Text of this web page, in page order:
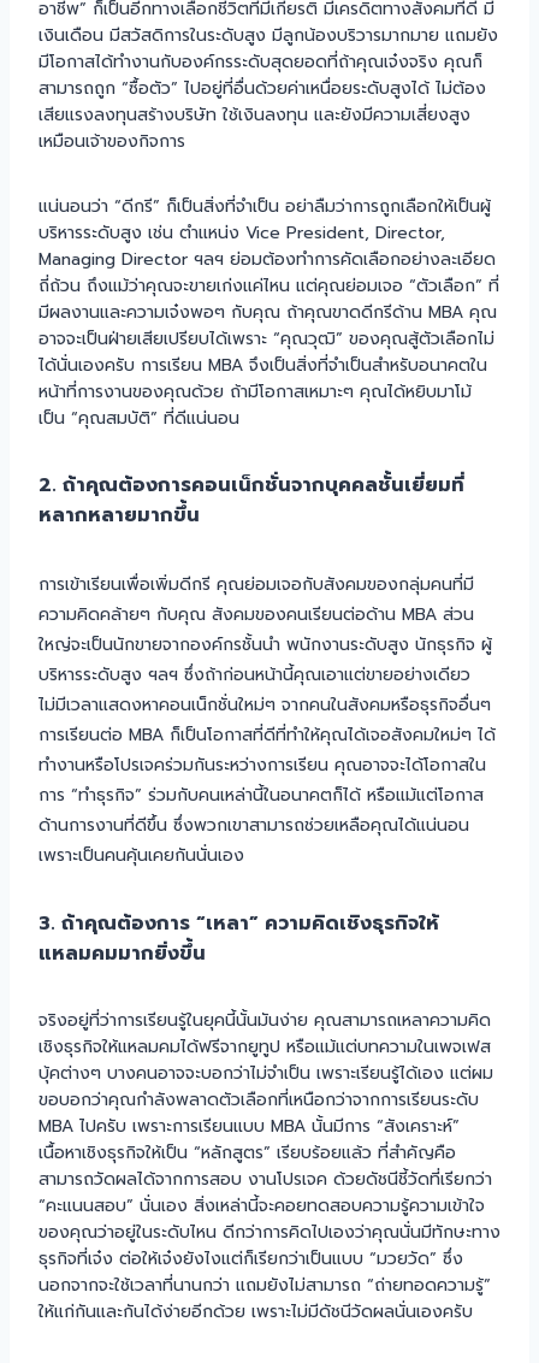
อาชีพ” ก็เป็นอีกทางเลือกชีวิตที่มีเกียรติ มีเครดิตทางสังคมที่ดี มี
เงินเดือน มีสวัสดิการในระดับสูง มีลูกน้องบริวารมากมาย แถมยัง
มีโอกาสได้ทำงานกับองค์กรระดับสุดยอดที่ถ้าคุณเจ๋งจริง คุณก็
สามารถถูก “ซื้อตัว” ไปอยู่ที่อื่นด้วยค่าเหนื่อยระดับสูงได้ ไม่ต้อง
เสียแรงลงทุนสร้างบริษัท ใช้เงินลงทุน และยังมีความเสี่ยงสูง
เหมือนเจ้าของกิจการ
แน่นอนว่า “ดีกรี” ก็เป็นสิ่งที่จำเป็น อย่าลืมว่าการถูกเลือกให้เป็นผู้
บริหารระดับสูง เช่น ตำแหน่ง Vice President, Director,
Managing Director ฯลฯ ย่อมต้องทำการคัดเลือกอย่างละเอียด
ถี่ถ้วน ถึงแม้ว่าคุณจะขายเก่งแค่ไหน แต่คุณย่อมเจอ “ตัวเลือก” ที่
มีผลงานและความเจ๋งพอๆ กับคุณ ถ้าคุณขาดดีกรีด้าน MBA คุณ
อาจจะเป็นฝ่ายเสียเปรียบได้เพราะ “คุณวุฒิ” ของคุณสู้ตัวเลือกไม่
ได้นั่นเองครับ การเรียน MBA จึงเป็นสิ่งที่จำเป็นสำหรับอนาคตใน
หน้าที่การงานของคุณด้วย ถ้ามีโอกาสเหมาะๆ คุณได้หยิบมาโม้
เป็น “คุณสมบัติ” ที่ดีแน่นอน
2. ถ้าคุณต้องการคอนเน็กชั่นจากบุคคลชั้นเยี่ยมที่
หลากหลายมากขึ้น
การเข้าเรียนเพื่อเพิ่มดีกรี คุณย่อมเจอกับสังคมของกลุ่มคนที่มี
ความคิดคล้ายๆ กับคุณ สังคมของคนเรียนต่อด้าน MBA ส่วน
ใหญ่จะเป็นนักขายจากองค์กรชั้นนำ พนักงานระดับสูง นักธุรกิจ ผู้
บริหารระดับสูง ฯลฯ ซึ่งถ้าก่อนหน้านี้คุณเอาแต่ขายอย่างเดียว
ไม่มีเวลาแสดงหาคอนเน็กชั่นใหม่ๆ จากคนในสังคมหรือธุรกิจอื่นๆ
การเรียนต่อ MBA ก็เป็นโอกาสที่ดีที่ทำให้คุณได้เจอสังคมใหม่ๆ ได้
ทำงานหรือโปรเจคร่วมกันระหว่างการเรียน คุณอาจจะได้โอกาสใน
การ “ทำธุรกิจ” ร่วมกับคนเหล่านี้ในอนาคตก็ได้ หรือแม้แต่โอกาส
ด้านการงานที่ดีขึ้น ซึ่งพวกเขาสามารถช่วยเหลือคุณได้แน่นอน
เพราะเป็นคนคุ้นเคยกันนั่นเอง
3. ถ้าคุณต้องการ “เหลา” ความคิดเชิงธุรกิจให้
แหลมคมมากยิ่งขึ้น
จริงอยู่ที่ว่าการเรียนรู้ในยุคนี้นั้นมันง่าย คุณสามารถเหลาความคิด
เชิงธุรกิจให้แหลมคมได้ฟรีจากยูทูป หรือแม้แต่บทความในเพจเฟส
บุ้คต่างๆ บางคนอาจจะบอกว่าไม่จำเป็น เพราะเรียนรู้ได้เอง แต่ผม
ขอบอกว่าคุณกำลังพลาดตัวเลือกที่เหนือกว่าจากการเรียนระดับ
MBA ไปครับ เพราะการเรียนแบบ MBA นั้นมีการ “สังเคราะห์”
เนื้อหาเชิงธุรกิจให้เป็น “หลักสูตร” เรียบร้อยแล้ว ที่สำคัญคือ
สามารถวัดผลได้จากการสอบ งานโปรเจค ด้วยดัชนีชี้วัดที่เรียกว่า
“คะแนนสอบ” นั่นเอง สิ่งเหล่านี้จะคอยทดสอบความรู้ความเข้าใจ
ของคุณว่าอยู่ในระดับไหน ดีกว่าการคิดไปเองว่าคุณนั่นมีทักษะทาง
ธุรกิจที่เจ๋ง ต่อให้เจ๋งยังไงแต่ก็เรียกว่าเป็นแบบ “มวยวัด” ซึ่ง
นอกจากจะใช้เวลาที่นานกว่า แถมยังไม่สามารถ “ถ่ายทอดความรู้”
ให้แก่กันและกันได้ง่ายอีกด้วย เพราะไม่มีดัชนีวัดผลนั่นเองครับ